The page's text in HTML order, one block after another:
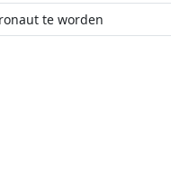
te worden
Coordination Centre